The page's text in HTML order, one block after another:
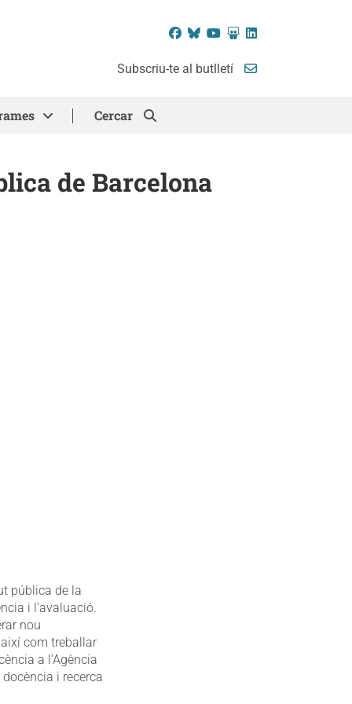
Facebook
BlueskyYouTube
SlideShare
LinkedIn
Subscriu-te al butlletí
Cercar
de Barcelona
pública de la
i l’avaluació.
nou
com treballar
a l’Agència
i recerca